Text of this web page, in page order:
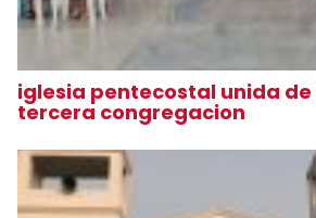
iglesia pentecostal unida
tercera congregacion